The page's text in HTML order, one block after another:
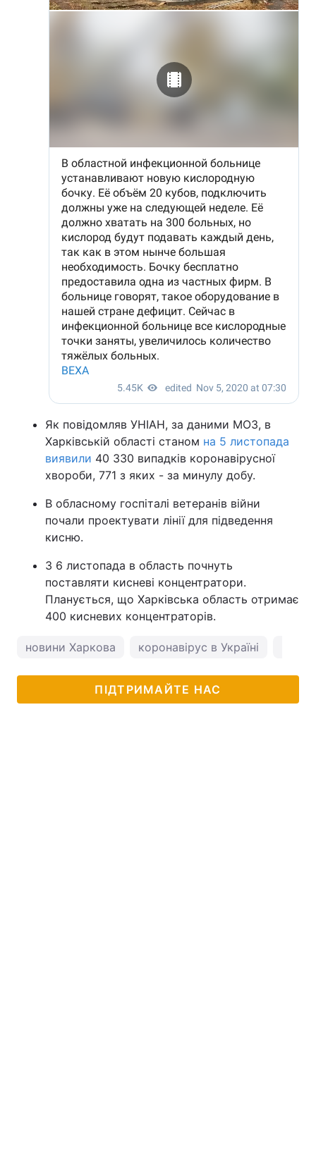
Як повідомляв УНІАН, за даними МОЗ, в
Харківській області станом на 5 листопада
виявили 40 330 випадків коронавірусної
хвороби, 771 з яких - за минулу добу.
В обласному госпіталі ветеранів війни
почали проектувати лінії для підведення
кисню.
З 6 листопада в область почнуть
поставляти кисневі концентратори.
Планується, що Харківська область отримає
400 кисневих концентраторів.
новини Харкова коронавірус в Україні
ПІДТРИМАЙТЕ НАС